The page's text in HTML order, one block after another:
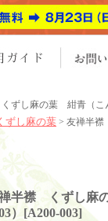
ずし麻の葉 紺青（こ
し麻の葉 > 友禅半
半襟 くずし麻
） [A200-003]